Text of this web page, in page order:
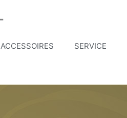
ACCESSOIRES SERVICE